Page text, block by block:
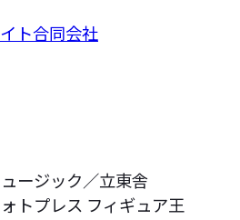
ト合同会社
ージック／立東舎
トプレス フィギュア王